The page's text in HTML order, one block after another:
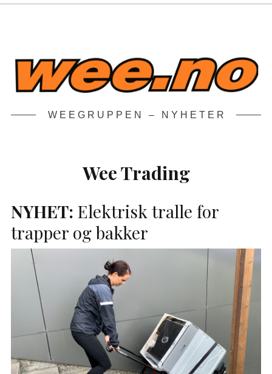
WEEGRUPPEN – NYHETER
Wee Trading
NYHET: Elektrisk tralle for
trapper og bakker